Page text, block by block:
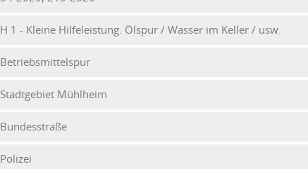
H 1 - Kleine Hilfeleistung. Ölspur / Wasser im Keller / usw.
Betriebsmittelspur
Stadtgebiet Mühlheim
Bundesstraße
Polizei